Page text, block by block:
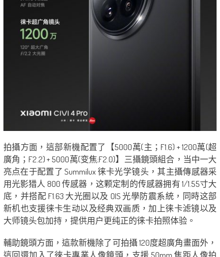
拍攝方面，這部新機配置了【5000萬(主；F1.6) + 1200萬(超
廣角；F2.2) + 5000萬(变焦;F2.0)】三攝鏡頭組合，当中一大
亮点在于配置了 Summilux 徕卡光学镜头，其主攝傳感器采
用光影猎人 800 传感器，这颗定制的传感器拥有 1/1.55寸大
底，并搭配 F1.63 大光圈以及 OIS 光學防震系統，同時这部
新机也支援徕卡生动以及经典双画质，加上徕卡滤镜以及
大师镜头包加持，提供用户更纯正的徕卡拍照体验。
輔助鏡頭方面，這款新機除了可拍攝 120度超廣角畫面外，
這回還加入了徠卡專業人像鏡頭，支援 50mm 焦距人像拍